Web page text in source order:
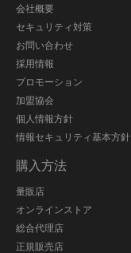
会社概要
セキュリティ対策
お問い合わせ
採用情報
プロモーション
加盟協会
個人情報方針
情報セキュリティ基本方針
購入方法
量販店
オンラインストア
総合代理店
正規販売店